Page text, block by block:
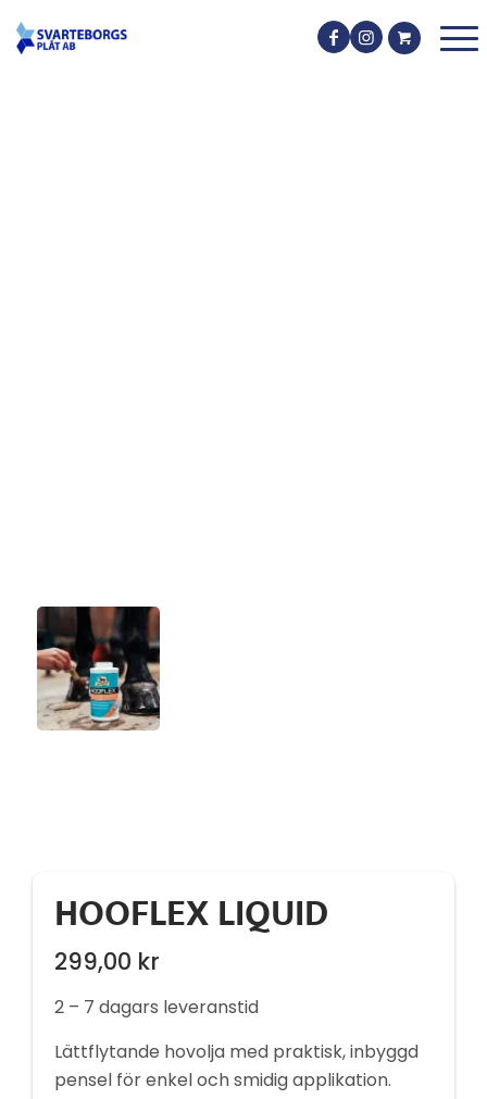
HOOFLEX LIQUID
299,00 kr
2 – 7 dagars leveranstid
Lättflytande hovolja med praktisk, inbyggd
pensel för enkel och smidig applikation.